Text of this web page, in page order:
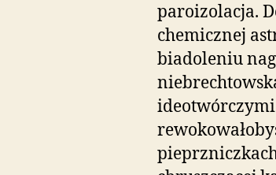
paroizolacja.
chemicznej
biadoleniu